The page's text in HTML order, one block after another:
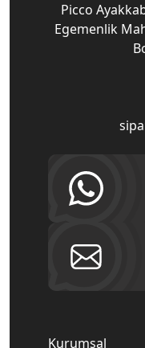
Picco
Egemenlik
Kurumsal